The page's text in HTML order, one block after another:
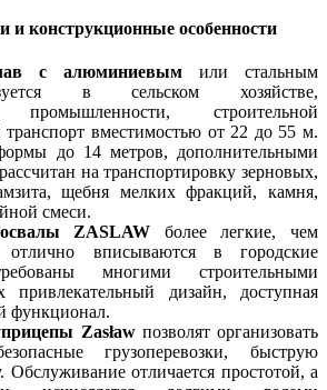
и конструкционные особенности
с алюминиевым или стальным
в сельском хозяйстве,
промышленности, строительной
транспорт вместимостью от 22 до 55 м.
до 14 метров, дополнительными
на транспортировку зерновых,
щебня мелких фракций, камня,
смеси.
ZASLAW более легкие, чем
отлично вписываются в городские
многими строительными
дизайн, доступная
функционал.
Zasławпозволят организовать
грузоперевозки, быструю
Обслуживание отличается простотой, а